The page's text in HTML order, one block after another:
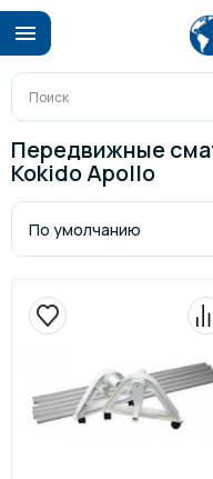
Передвижные
Kokido Apollo